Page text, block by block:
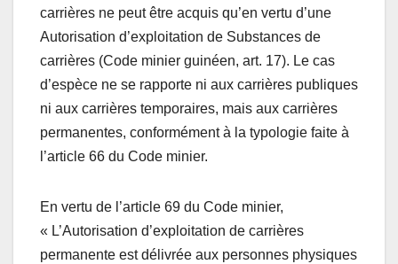
carrières ne peut être acquis qu’en vertu d’une
Autorisation d’exploitation de Substances de
carrières (Code minier guinéen, art. 17). Le cas
d’espèce ne se rapporte ni aux carrières publiques
ni aux carrières temporaires, mais aux carrières
permanentes, conformément à la typologie faite à
l’article 66 du Code minier.
En vertu de l’article 69 du Code minier,
« L’Autorisation d’exploitation de carrières
permanente est délivrée aux personnes physiques